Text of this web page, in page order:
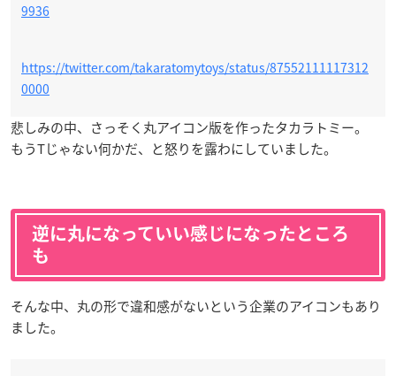
9936
https://twitter.com/takaratomytoys/status/87552111117312
0000
悲しみの中、さっそく丸アイコン版を作ったタカラトミー。
もうTじゃない何かだ、と怒りを露わにしていました。
逆に丸になっていい感じになったところ
も
そんな中、丸の形で違和感がないという企業のアイコンもあり
ました。